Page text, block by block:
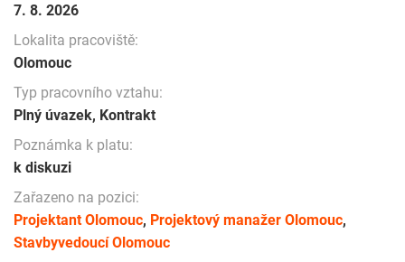
7. 8. 2026
Lokalita pracoviště:
Olomouc
Typ pracovního vztahu:
Plný úvazek, Kontrakt
Poznámka k platu:
k diskuzi
Zařazeno na pozici:
Projektant Olomouc, Projektový manažer Olomouc,
Stavbyvedoucí Olomouc